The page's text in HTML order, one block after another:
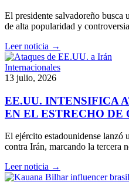
El presidente salvadoreño busca
de alta popularidad y
Leer noticia →
Internacionales
13 julio, 2026
EE.UU. INTENSIFICA
EN EL ESTRECHO DE
El ejército estadounidense lanzó
contra Irán, marcando la tercera
Leer noticia →